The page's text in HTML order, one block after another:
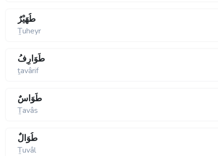
طُهَيْرٌ
Ṯuheyr
طَوَارِفُ
ṯavârif
طَوَاسٌ
Ṯavâs
طُوَالٌ
Ṯuvâl